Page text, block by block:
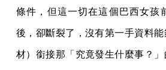
條件，但這一切在這個巴西女孩
後，卻斷裂了，沒有第一手資料
材）銜接那「究竟發生什麼事？